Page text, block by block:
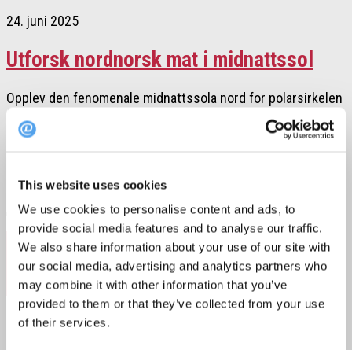
This website uses cookies
We use cookies to personalise content and ads, to
provide social media features and to analyse our traffic.
We also share information about your use of our site with
our social media, advertising and analytics partners who
may combine it with other information that you’ve
provided to them or that they’ve collected from your use
of their services.
24. juni 2025
Utforsk nordnorsk mat i midnattssol
Opplev den fenomenale midnattssola nord for polarsirkelen
før lyset begynner å duppe ned under horisonten igjen fra
omkring...
Follow:
Søk